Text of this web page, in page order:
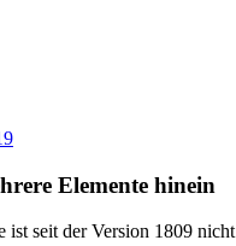
Elemente hinein
seit der Version 1809